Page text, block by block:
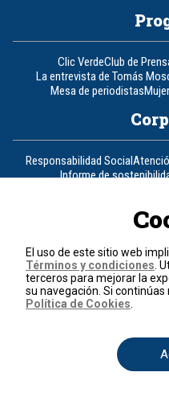
Clic VerdeClub de
La entrevista de Tomás
Mesa de periodistas
Responsabilidad Social
Informe de
Canal RCNNoticias RCNRCN
Nuestra Tele
Un producto de
Teléfono
El uso de este sitio web
Términos y condiciones .
terceros para mejorar la
su navegación. Si continúas
Política de Cookies